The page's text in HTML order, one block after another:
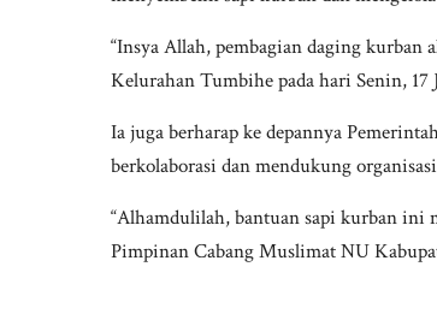
“Insya Allah, pembagian daging
Kelurahan Tumbihe pada hari Senin, 17
Ia juga berharap ke depannya
berkolaborasi dan mendukung
“Alhamdulilah, bantuan sapi kurban ini
Pimpinan Cabang Muslimat NU